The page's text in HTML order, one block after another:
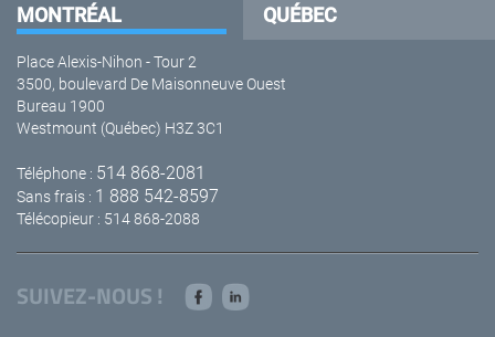
MONTRÉAL QUÉBEC
Place Alexis-Nihon - Tour 2
3500, boulevard De Maisonneuve Ouest
Bureau 1900
Westmount (Québec) H3Z 3C1
Téléphone : 514 868-2081
Sans frais : 1 888 542-8597
Télécopieur : 514 868-2088
SUIVEZ-NOUS !